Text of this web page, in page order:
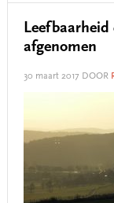
Leefbaarheid
afgenomen
30 maart 2017 DOOR